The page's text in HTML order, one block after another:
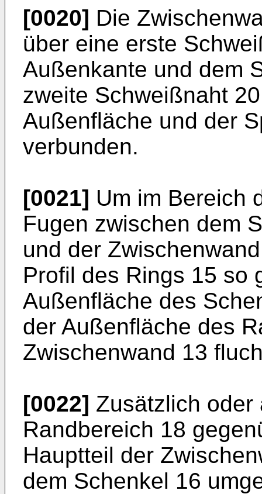
[0020] Die
über eine erste
Außenkante und dem
zweite Schweißnaht
Außenfläche und der
verbunden.
[0021] Um im Bereich
Fugen zwischen dem
und der
Profil des Rings 15 so
Außenfläche des
der Außenfläche des
Zwischenwand 13
[0022] Zusätzlich oder
Randbereich 18
Hauptteil der
dem Schenkel 16